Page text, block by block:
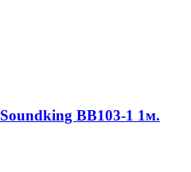
BB103-1 1м.